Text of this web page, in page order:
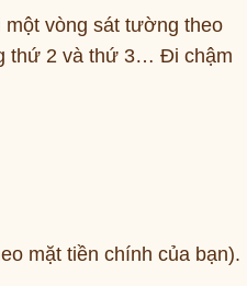
một vòng sát tường theo
thứ 2 và thứ 3… Đi chậm
mặt tiền chính của bạn).